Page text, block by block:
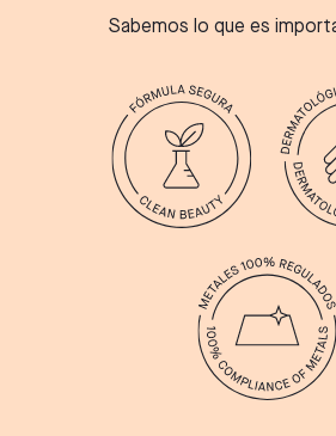
Sabemos lo que es